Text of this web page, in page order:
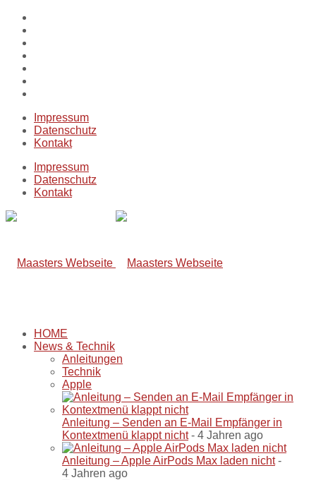
Impressum
Datenschutz
Kontakt
Impressum
Datenschutz
Kontakt
HOME
News & Technik
Anleitungen
Technik
Apple
Anleitung – Senden an E-Mail Empfänger in
Kontextmenü klappt nicht- 4 Jahren ago
Anleitung – Apple AirPods Max laden nicht-
4 Jahren ago